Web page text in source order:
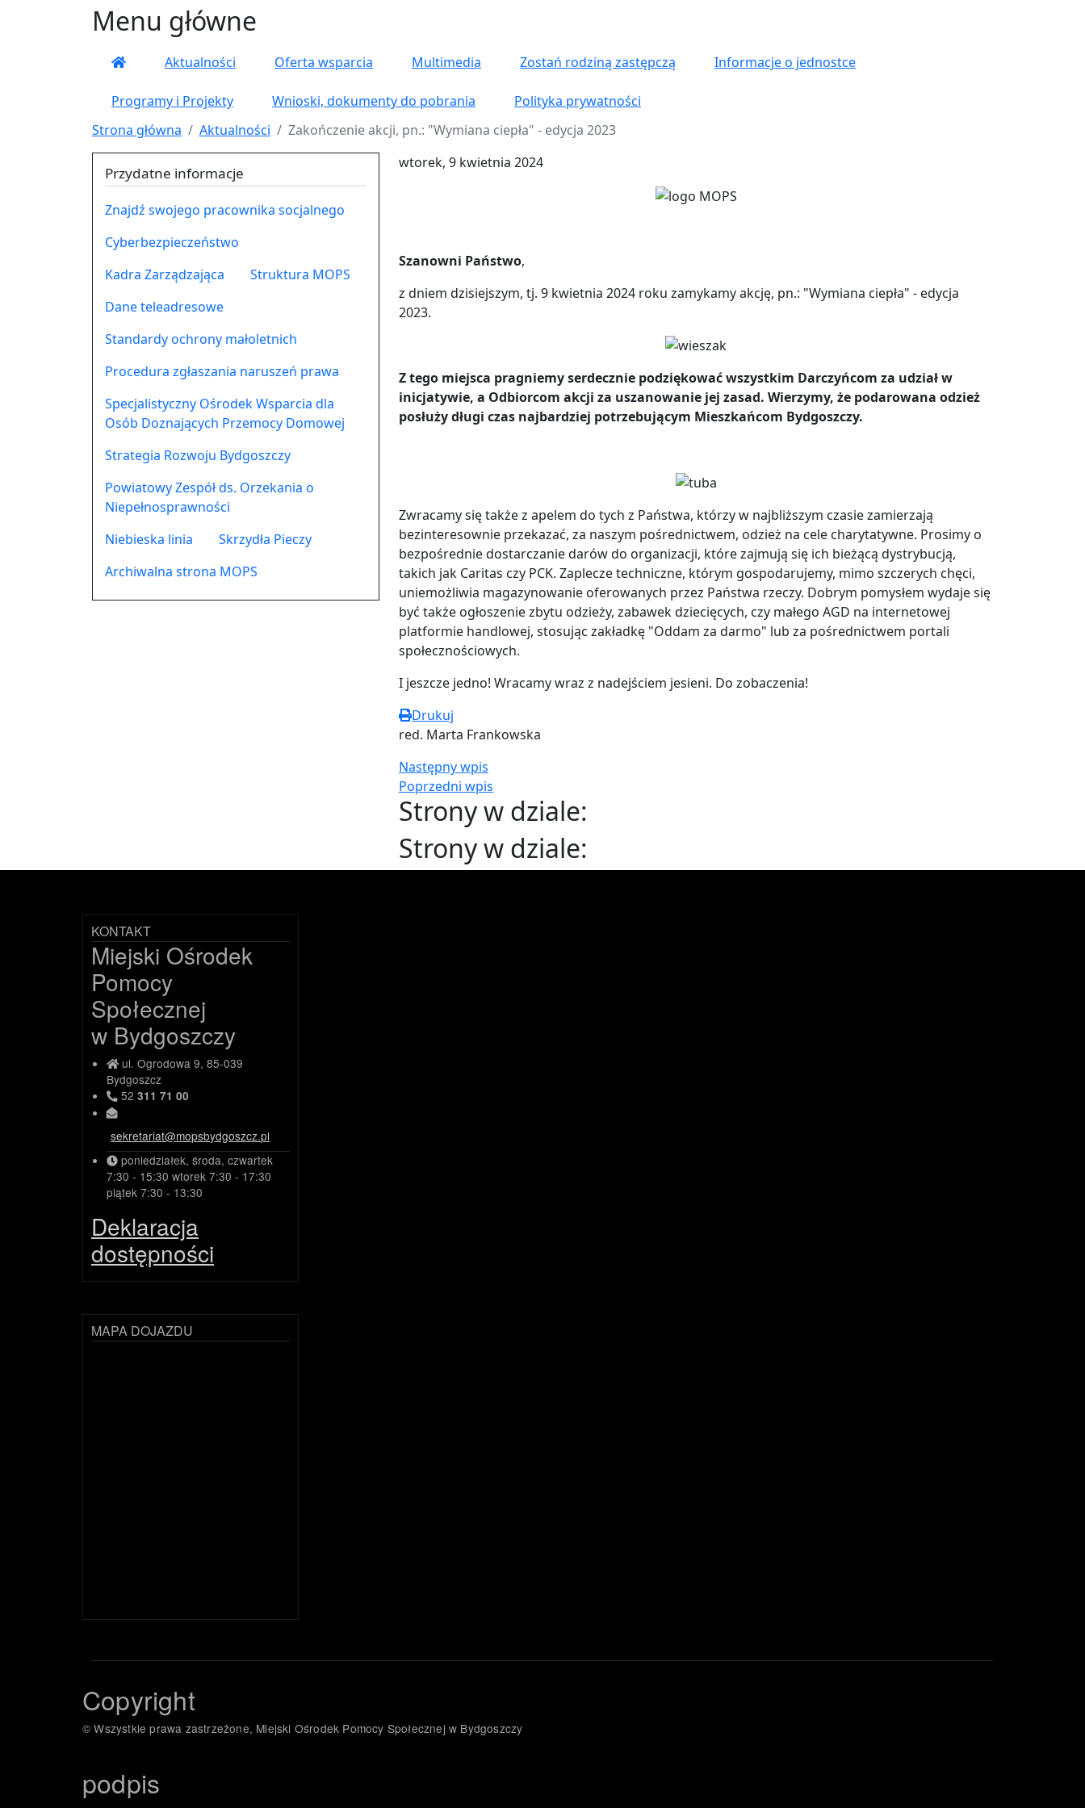
Menu główne
Aktualności Oferta wsparcia Multimedia Zostań rodziną zastępczą Informacje o jednostce
Programy i Projekty Wnioski, dokumenty do pobrania
Polityka prywatności
Strona główna
Aktualności
Zakończenie akcji, pn.: "Wymiana ciepła" - edycja 2023
wtorek, 9 kwietnia 2024
Szanowni Państwo,
z dniem dzisiejszym, tj. 9 kwietnia 2024 roku zamykamy akcję, pn.: "Wymiana ciepła" - edycja
2023.
Z tego miejsca pragniemy serdecznie podziękować wszystkim Darczyńcom za udział w
inicjatywie, a Odbiorcom akcji za uszanowanie jej zasad. Wierzymy, że podarowana odzież
posłuży długi czas najbardziej potrzebującym Mieszkańcom Bydgoszczy.
Zwracamy się także z apelem do tych z Państwa, którzy w najbliższym czasie zamierzają
bezinteresownie przekazać, za naszym pośrednictwem, odzież na cele charytatywne. Prosimy o
bezpośrednie dostarczanie darów do organizacji, które zajmują się ich bieżącą dystrybucją,
takich jak Caritas czy PCK. Zaplecze techniczne, którym gospodarujemy, mimo szczerych chęci,
uniemożliwia magazynowanie oferowanych przez Państwa rzeczy. Dobrym pomysłem wydaje się
być także ogłoszenie zbytu odzieży, zabawek dziecięcych, czy małego AGD na internetowej
platformie handlowej, stosując zakładkę "Oddam za darmo" lub za pośrednictwem portali
społecznościowych.
I jeszcze jedno! Wracamy wraz z nadejściem jesieni. Do zobaczenia!
Drukuj
red. Marta Frankowska
Następny wpis
Poprzedni wpis
Strony w dziale:
Strony w dziale:
Przydatne informacje
Znajdź swojego pracownika socjalnego
Cyberbezpieczeństwo
Kadra Zarządzająca
Struktura MOPS
Dane teleadresowe
Standardy ochrony małoletnich
Procedura zgłaszania naruszeń prawa
Specjalistyczny Ośrodek Wsparcia dla
Osób Doznających Przemocy Domowej
Strategia Rozwoju Bydgoszczy
Powiatowy Zespół ds. Orzekania o
Niepełnosprawności
Niebieska linia
Skrzydła Pieczy
Archiwalna strona MOPS
KONTAKT
Miejski Ośrodek
Pomocy
Społecznej
w Bydgoszczy
ul. Ogrodowa 9, 85-039
Bydgoszcz
52311 71 00
sekretariat@mopsbydgoszcz.pl
poniedziałek, środa, czwartek
7:30 - 15:30 wtorek 7:30 - 17:30
piątek 7:30 - 13:30
Deklaracja
dostępności
MAPA DOJAZDU
Copyright
© Wszystkie prawa zastrzeżone, Miejski Ośrodek Pomocy Społecznej w Bydgoszczy
podpis